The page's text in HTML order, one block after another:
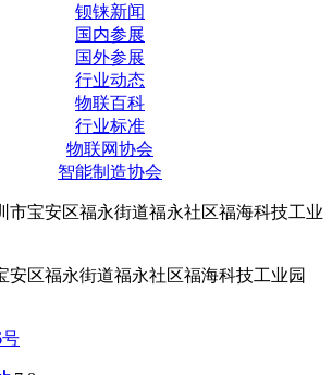
钡铼新闻
国内参展
国外参展
行业动态
物联百科
行业标准
物联网协会
智能制造协会
市宝安区福永街道福永社区福海科技工业
安区福永街道福永社区福海科技工业园
号